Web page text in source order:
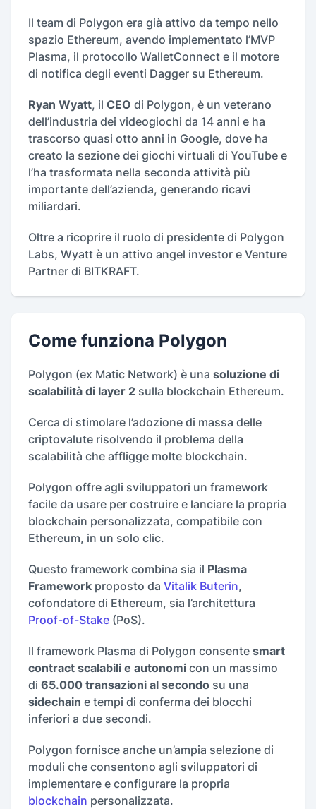
Il team di Polygon era già attivo da tempo nello
spazio Ethereum, avendo implementato l’MVP
Plasma, il protocollo WalletConnect e il motore
di notifica degli eventi Dagger su Ethereum.
Ryan Wyatt, il CEO di Polygon, è un veterano
dell’industria dei videogiochi da 14 anni e ha
trascorso quasi otto anni in Google, dove ha
creato la sezione dei giochi virtuali di YouTube e
l’ha trasformata nella seconda attività più
importante dell’azienda, generando ricavi
miliardari.
Oltre a ricoprire il ruolo di presidente di Polygon
Labs, Wyatt è un attivo angel investor e Venture
Partner di BITKRAFT.
Come funziona Polygon
Polygon (ex Matic Network) è una soluzione di
scalabilità di layer 2 sulla blockchain Ethereum.
Cerca di stimolare l’adozione di massa delle
criptovalute risolvendo il problema della
scalabilità che affligge molte blockchain.
Polygon offre agli sviluppatori un framework
facile da usare per costruire e lanciare la propria
blockchain personalizzata, compatibile con
Ethereum, in un solo clic.
Questo framework combina sia il Plasma
Framework proposto da Vitalik Buterin,
cofondatore di Ethereum, sia l’architettura
Proof-of-Stake (PoS).
Il framework Plasma di Polygon consente smart
contract scalabili e autonomi con un massimo
di 65.000 transazioni al secondo su una
sidechain e tempi di conferma dei blocchi
inferiori a due secondi.
Polygon fornisce anche un’ampia selezione di
moduli che consentono agli sviluppatori di
implementare e configurare la propria
blockchain personalizzata.